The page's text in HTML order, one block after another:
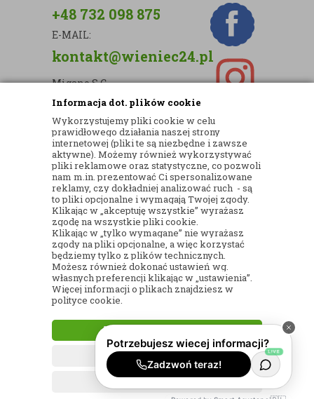
Informacja dot. plików cookie
Wykorzystujemy pliki cookie w celu
prawidłowego działania naszej strony
internetowej (pliki te są niezbędne i zawsze
aktywne). Możemy również wykorzystywać
pliki reklamowe oraz statystyczne, co pozwoli
nam m.in. prezentować Ci spersonalizowane
reklamy, czy dokładniej analizować ruch - są
to pliki opcjonalne i wymagają Twojej zgody.
Klikając w „akceptuję wszystkie” wyrażasz
zgodę na wszystkie pliki cookie.
Klikając w „tylko wymagane” nie wyrażasz
zgody na pliki opcjonalne, a więc korzystać
będziemy tylko z plików technicznych.
Możesz również dokonać ustawień wg.
własnych preferencji klikając w „ustawienia”.
Więcej informacji o plikach znajdziesz w
polityce cookie.
AKCEPTUJĘ WSZYSTKIE
TYLKO WYMAGANE
+48 732 098 875
E-MAIL:
kontakt@wieniec24.pl
Migano S.C.
ul. Kartograficzna 88c/m33
03-290 Warszawa
NIP: 5242813637
REGON: 365874905
Nr konta (mBank):
36 1140 2004 0000 3902 8144 2737
© 2017KWIACIARNIA INTERNETOWA
WIENIEC24– WIĄZANKI I WIEŃCE POGRZEBOWE
| WSZELKIE PRAWA ZASTRZEŻONE
PROJEKT I OPROGRAMOWANIE SKLEPU: EBEXO